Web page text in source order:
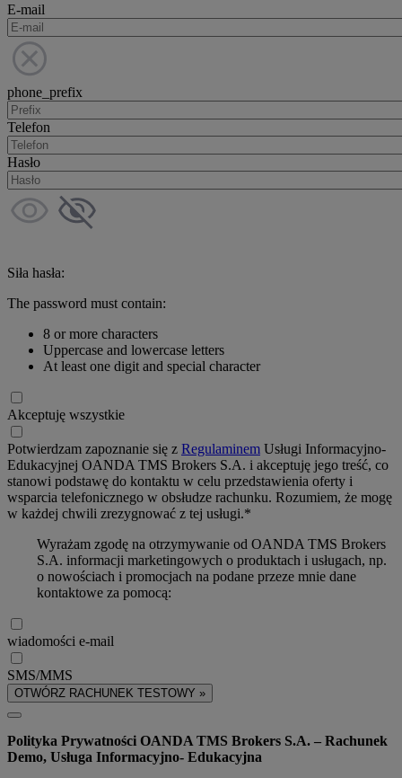
E-mail
phone_prefix
Telefon
Hasło
Siła hasła:
The password must contain:
8 or more characters
Uppercase and lowercase letters
At least one digit and special character
Akceptuję wszystkie
Potwierdzam zapoznanie się z Regulaminem Usługi Informacyjno-
Edukacyjnej OANDA TMS Brokers S.A. i akceptuję jego treść, co
stanowi podstawę do kontaktu w celu przedstawienia oferty i
wsparcia telefonicznego w obsłudze rachunku. Rozumiem, że mogę
w każdej chwili zrezygnować z tej usługi.*
Wyrażam zgodę na otrzymywanie od OANDA TMS Brokers
S.A. informacji marketingowych o produktach i usługach, np.
o nowościach i promocjach na podane przeze mnie dane
kontaktowe za pomocą:
wiadomości e-mail
SMS/MMS
OTWÓRZ RACHUNEK TESTOWY »
Polityka Prywatności OANDA TMS Brokers S.A. – Rachunek
Demo, Usługa Informacyjno- Edukacyjna